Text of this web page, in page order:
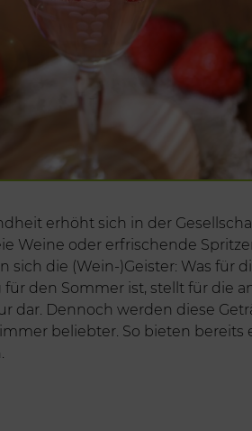
erhöht sich in der
Weine oder erfrischende
sich die (Wein-)Geister: Was für
den Sommer ist, stellt für die
dar. Dennoch werden diese
beliebter. So bieten bereits